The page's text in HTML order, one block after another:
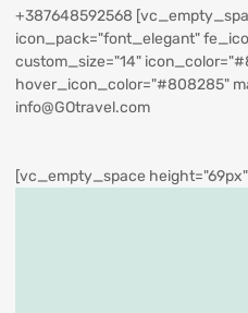
+387648592568
icon_pack="font_elegant"
custom_size="14"
hover_icon_color="#808285"
info@GOtravel.com
[vc_empty_space